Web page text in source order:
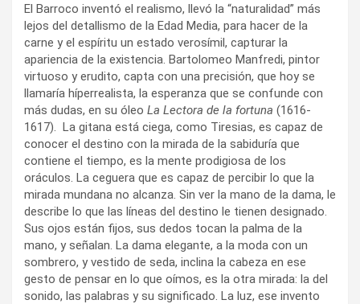
El Barroco inventó el realismo, llevó la “naturalidad” más
lejos del detallismo de la Edad Media, para hacer de la
carne y el espíritu un estado verosímil, capturar la
apariencia de la existencia. Bartolomeo Manfredi, pintor
virtuoso y erudito, capta con una precisión, que hoy se
llamaría híperrealista, la esperanza que se confunde con
más dudas, en su óleo La Lectora de la fortuna (1616-
1617). La gitana está ciega, como Tiresias, es capaz de
conocer el destino con la mirada de la sabiduría que
contiene el tiempo, es la mente prodigiosa de los
oráculos. La ceguera que es capaz de percibir lo que la
mirada mundana no alcanza. Sin ver la mano de la dama, le
describe lo que las líneas del destino le tienen designado.
Sus ojos están fijos, sus dedos tocan la palma de la
mano, y señalan. La dama elegante, a la moda con un
sombrero, y vestido de seda, inclina la cabeza en ese
gesto de pensar en lo que oímos, es la otra mirada: la del
sonido, las palabras y su significado. La luz, ese invento